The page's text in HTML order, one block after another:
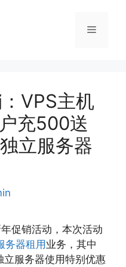
菜
VPS主机
充500送
立服务器
促销活动，本次活动
务器租用业务，其中
立服务器使用特别优惠